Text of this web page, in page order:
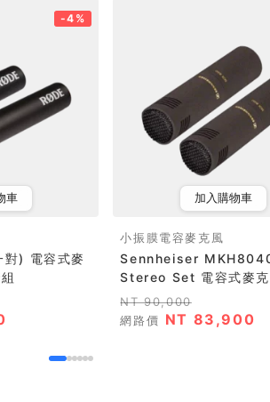
-4%
車
) 電容式麥
加入購物車
小振膜電容麥克風
Sennheiser
Stereo Set 電容式麥
NT 90,000
網路價 NT 83,900